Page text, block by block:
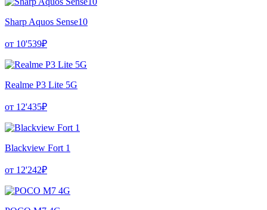
Sharp Aquos Sense10
от 10'539₽
Realme P3 Lite 5G
от 12'435₽
Blackview Fort 1
от 12'242₽